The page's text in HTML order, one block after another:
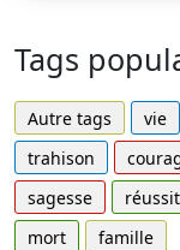
Tags
Autre tags vie
trahison
sagesse
mort
famille